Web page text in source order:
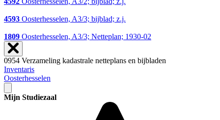
4593 Oosterhesselen, A3/3; bijblad; z.j.
1809 Oosterhesselen, A3/3; Netteplan; 1930-02
0954 Verzameling kadastrale netteplans en bijbladen
Inventaris
Oosterhesselen
Mijn Studiezaal